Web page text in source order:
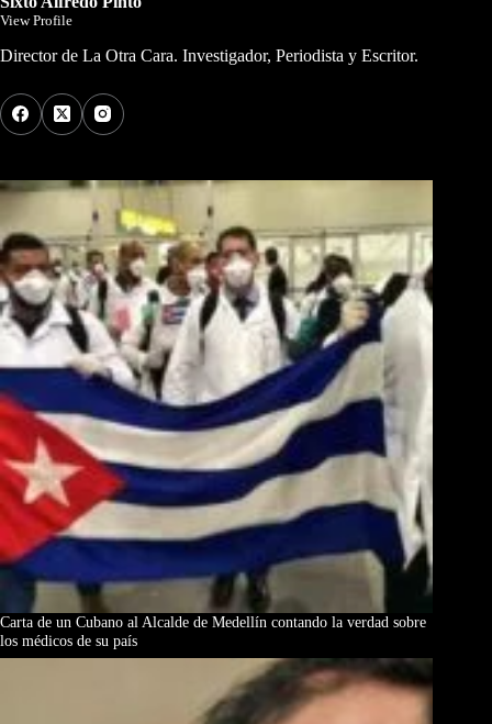
View Profile
Director de La Otra Cara. Investigador, Periodista y Escritor.
Carta de un Cubano al Alcalde de Medellín contando la verdad sobre
los médicos de su país